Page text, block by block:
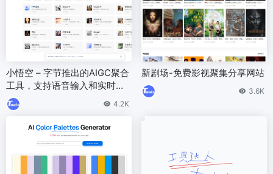
小悟空 – 字节推出的AIGC聚合
工具，支持语音输入和实时联
网功能。
4.2K
新剧场-免费影视聚集分享网站
3.6K